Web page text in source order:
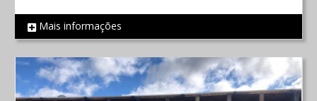
REF 1886
Mais informações